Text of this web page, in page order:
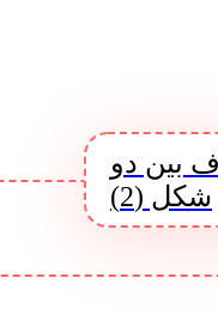
بین دو
شکل (2)